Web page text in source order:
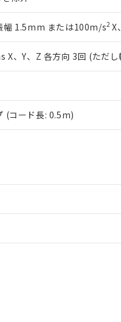
幅 1.5mm または100m/s2X
X、Y、Z 各方向 3回 (ただ
(コード長: 0.5m)
フタル酸エステル類４物質
欄に対応日を記載しており
への在庫切替を完了してい
。